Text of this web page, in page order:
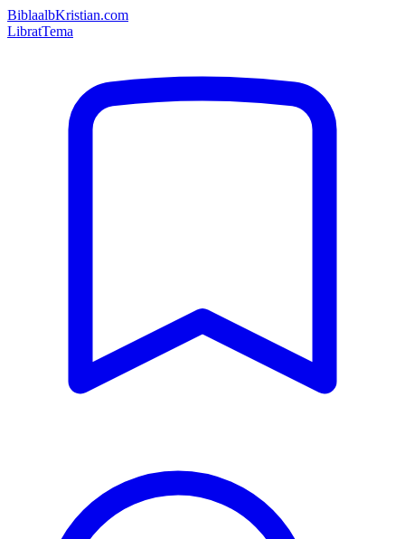
BiblaalbKristian.com
LibratTema